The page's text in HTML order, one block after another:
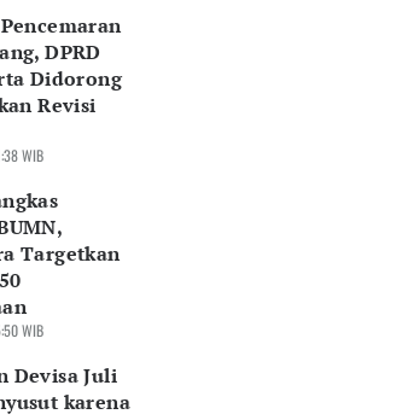
DPRD
Didorong
Revisi
WIB
Targetkan
WIB
Devisa Juli
karena